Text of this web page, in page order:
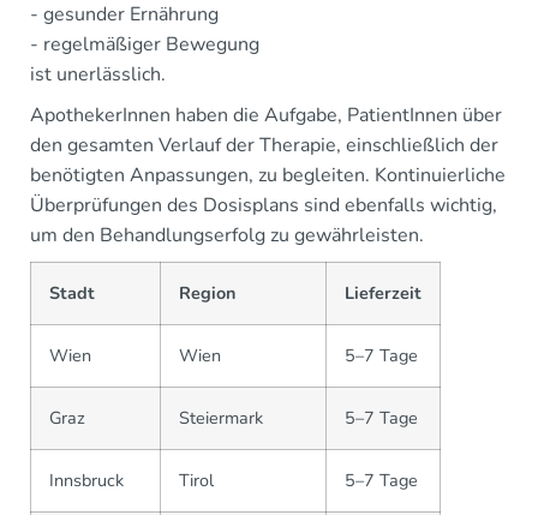
- gesunder Ernährung
- regelmäßiger Bewegung
ist unerlässlich.
ApothekerInnen haben die Aufgabe, PatientInnen über
den gesamten Verlauf der Therapie, einschließlich der
benötigten Anpassungen, zu begleiten. Kontinuierliche
Überprüfungen des Dosisplans sind ebenfalls wichtig,
um den Behandlungserfolg zu gewährleisten.
Stadt Region Lieferzeit
Wien Wien 5–7 Tage
Graz Steiermark 5–7 Tage
Innsbruck Tirol 5–7 Tage